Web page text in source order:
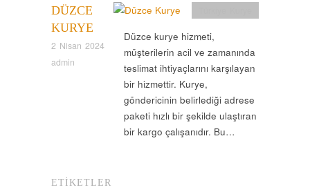
DÜZCE
KURYE
2 Nisan 2024
admin
Düzce kurye hizmeti,
müşterilerin acil ve zamanında
teslimat ihtiyaçlarını karşılayan
bir hizmettir. Kurye,
göndericinin belirlediği adrese
paketi hızlı bir şekilde ulaştıran
bir kargo çalışanıdır. Bu…
ETIKETLER